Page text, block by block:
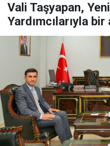
Vali Taşyapan,
Yardımcılarıyla